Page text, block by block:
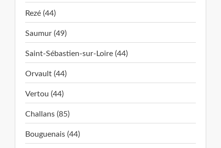
Rezé (44)
Saumur (49)
Saint-Sébastien-sur-Loire (44)
Orvault (44)
Vertou (44)
Challans (85)
Bouguenais (44)